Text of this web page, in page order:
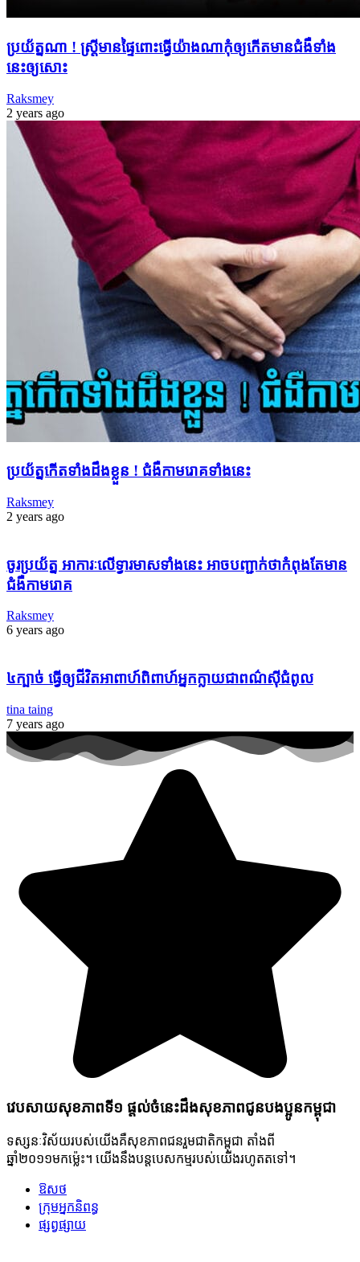
ប្រយ័ត្ន​ណា ! ស្ត្រី​មាន​ផ្ទៃពោះ​ធ្វើ​យ៉ាងណា​កុំ​ឲ្យ​កើត​មាន​ជំងឺ​ទាំង
នេះ​ឲ្យ​សោះ
Raksmey
2 years ago
ប្រយ័ត្ន​កើត​ទាំង​ដឹងខ្លួន ! ជំងឺ​កាមរោគ​ទាំងនេះ
Raksmey
2 years ago
ចូរ​ប្រយ័ត្ន អាកា​រៈលើ​ទ្វារមាស​ទាំងនេះ អាច​បញ្ជាក់​ថា​កំពុងតែ​មាន​
ជំងឺ​កាមរោគ​
Raksmey
6 years ago
៤ក្បាច់ ធ្វើឲ្យជីវិតអាពាហ៍ពិពាហ៍អ្នកក្លាយជាពណ៌ស៊ីជំពូល
tina taing
7 years ago
វេបសាយសុខភាពទី១ ផ្តល់ចំនេះដឹងសុខភាពជូនបងប្អូនកម្ពុជា
ទស្សនៈវិស័យរបស់យើងគឺសុខភាពជនរួមជាតិកម្ពុជា តាំងពី
ឆ្នាំ២០១១មកម៉្លេះ។ យើងនឹងបន្តបេសកម្មរបស់យើងរហូតតទៅ។
ឱសថ
ក្រុមអ្នកនិពន្ធ
ផ្សព្វផ្សាយ